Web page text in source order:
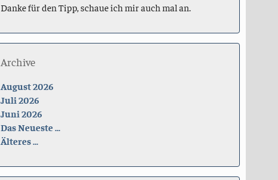
Danke für den Tipp, schaue ich mir auch mal an.
Archive
August 2026
Juli 2026
Juni 2026
Das Neueste ...
Älteres ...